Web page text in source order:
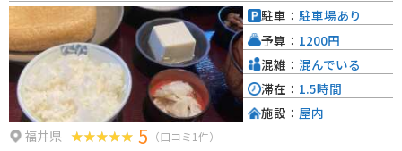
など、自然豊かな観光スポットも点在しています。バイクで訪れる際は、山道
が多いので、走行には十分注意してください。 道の駅には、広い駐車場とト
イレも完備されているので、ツーリングの休憩場所としても最適です。
福井県 5 （口コミ1件）
駐車： 駐車場あり
予算： 1200円
混雑： 混んでいる
滞在： 1.5時間
施設： 屋内